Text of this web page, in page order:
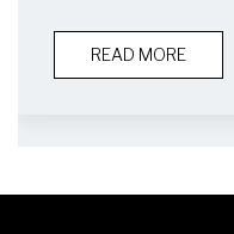
READ MORE